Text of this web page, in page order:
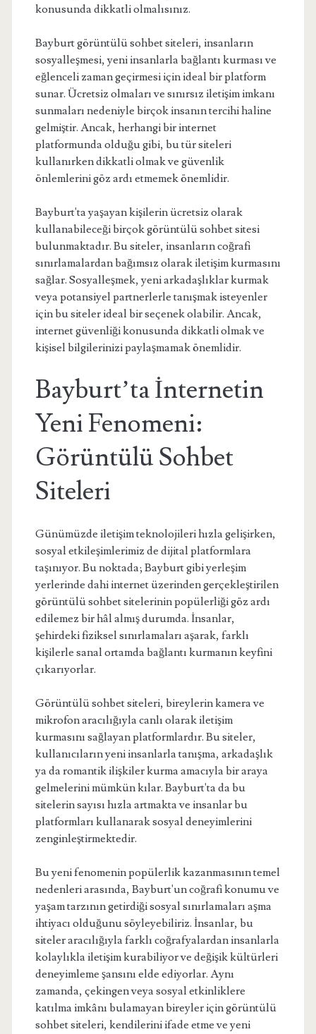
konusunda dikkatli olmalısınız.
Bayburt görüntülü sohbet siteleri, insanların
sosyalleşmesi, yeni insanlarla bağlantı kurması ve
eğlenceli zaman geçirmesi için ideal bir platform
sunar. Ücretsiz olmaları ve sınırsız iletişim imkanı
sunmaları nedeniyle birçok insanın tercihi haline
gelmiştir. Ancak, herhangi bir internet
platformunda olduğu gibi, bu tür siteleri
kullanırken dikkatli olmak ve güvenlik
önlemlerini göz ardı etmemek önemlidir.
Bayburt'ta yaşayan kişilerin ücretsiz olarak
kullanabileceği birçok görüntülü sohbet sitesi
bulunmaktadır. Bu siteler, insanların coğrafi
sınırlamalardan bağımsız olarak iletişim kurmasını
sağlar. Sosyalleşmek, yeni arkadaşlıklar kurmak
veya potansiyel partnerlerle tanışmak isteyenler
için bu siteler ideal bir seçenek olabilir. Ancak,
internet güvenliği konusunda dikkatli olmak ve
kişisel bilgilerinizi paylaşmamak önemlidir.
Bayburt’ta İnternetin
Yeni Fenomeni:
Görüntülü Sohbet
Siteleri
Günümüzde iletişim teknolojileri hızla gelişirken,
sosyal etkileşimlerimiz de dijital platformlara
taşınıyor. Bu noktada; Bayburt gibi yerleşim
yerlerinde dahi internet üzerinden gerçekleştirilen
görüntülü sohbet sitelerinin popülerliği göz ardı
edilemez bir hâl almış durumda. İnsanlar,
şehirdeki fiziksel sınırlamaları aşarak, farklı
kişilerle sanal ortamda bağlantı kurmanın keyfini
çıkarıyorlar.
Görüntülü sohbet siteleri, bireylerin kamera ve
mikrofon aracılığıyla canlı olarak iletişim
kurmasını sağlayan platformlardır. Bu siteler,
kullanıcıların yeni insanlarla tanışma, arkadaşlık
ya da romantik ilişkiler kurma amacıyla bir araya
gelmelerini mümkün kılar. Bayburt'ta da bu
sitelerin sayısı hızla artmakta ve insanlar bu
platformları kullanarak sosyal deneyimlerini
zenginleştirmektedir.
Bu yeni fenomenin popülerlik kazanmasının temel
nedenleri arasında, Bayburt'un coğrafi konumu ve
yaşam tarzının getirdiği sosyal sınırlamaları aşma
ihtiyacı olduğunu söyleyebiliriz. İnsanlar, bu
siteler aracılığıyla farklı coğrafyalardan insanlarla
kolaylıkla iletişim kurabiliyor ve değişik kültürleri
deneyimleme şansını elde ediyorlar. Aynı
zamanda, çekingen veya sosyal etkinliklere
katılma imkânı bulamayan bireyler için görüntülü
sohbet siteleri, kendilerini ifade etme ve yeni